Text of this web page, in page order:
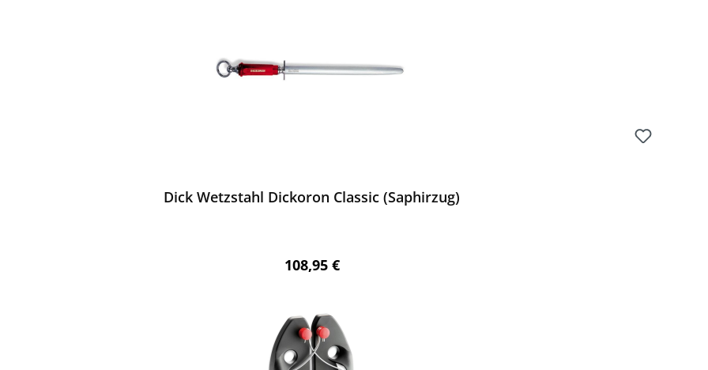
Dick Wetzstahl Dickoron Classic (Saphirzug)
Regulärer Preis:
108,95 €